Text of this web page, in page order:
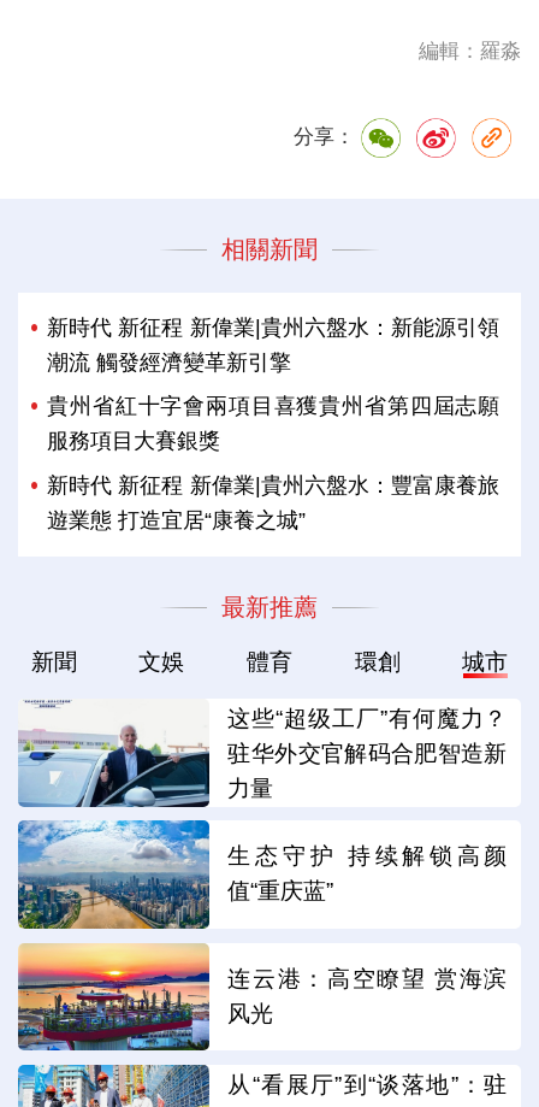
編輯：羅淼
分享：
相關新聞
新時代 新征程 新偉業|貴州六盤水：新能源引領
潮流 觸發經濟變革新引擎
貴州省紅十字會兩項目喜獲貴州省第四屆志願
服務項目大賽銀獎
新時代 新征程 新偉業|貴州六盤水：豐富康養旅
遊業態 打造宜居“康養之城”
最新推薦
新聞 文娛 體育 環創 城市
这些“超级工厂”有何魔力？
驻华外交官解码合肥智造新
力量
生态守护 持续解锁高颜
值“重庆蓝”
连云港：高空瞭望 赏海滨
风光
从“看展厅”到“谈落地”：驻